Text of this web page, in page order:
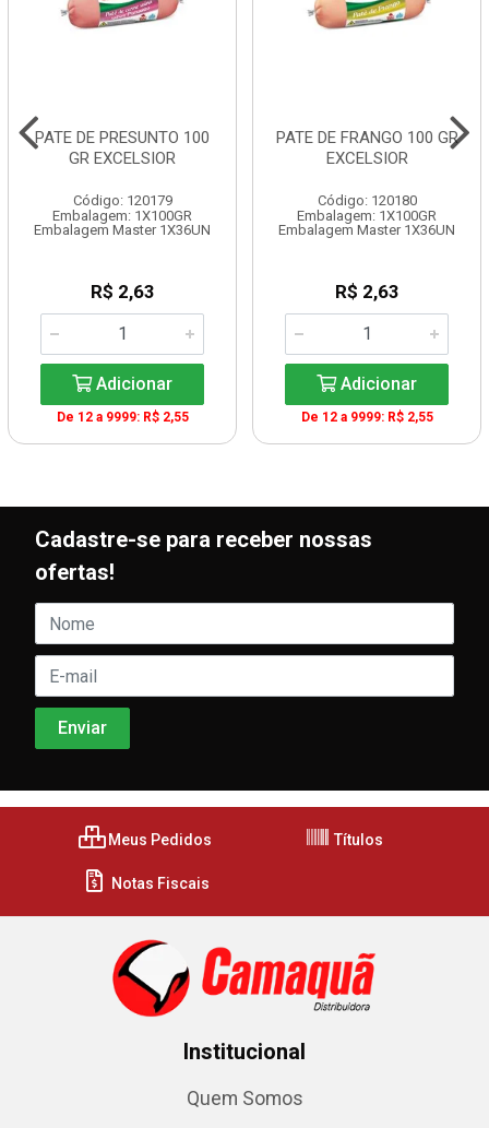
PATE DE PRESUNTO 100
GR EXCELSIOR
Código: 120179
Embalagem: 1X100GR
Embalagem Master 1X36UN
R$ 2,63
Adicionar
De 12 a 9999: R$ 2,55
PATE DE FRANGO 100 GR
EXCELSIOR
Código: 120180
Embalagem: 1X100GR
Embalagem Master 1X36UN
R$ 2,63
Adicionar
De 12 a 9999: R$ 2,55
Cadastre-se para receber nossas
ofertas!
Meus Pedidos Títulos
Notas Fiscais
Institucional
Quem Somos